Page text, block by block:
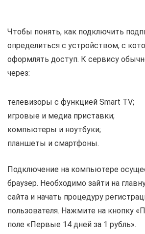
Чтобы понять, как подключить
определиться с устройством, с
оформлять доступ. К сервису
через:
телевизоры с функцией Smart TV;
игровые и медиа приставки;
компьютеры и ноутбуки;
планшеты и смартфоны.
Подключение на компьютере
браузер. Необходимо зайти на
сайта и начать процедуру
пользователя. Нажмите на кнопку
поле «Первые 14 дней за 1 рубль».